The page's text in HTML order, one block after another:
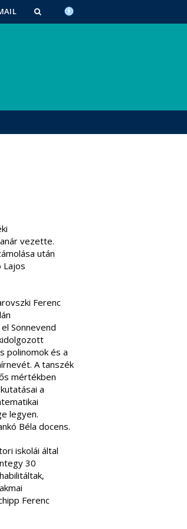
vezette.
után
Lajos
Ferenc
Sonnevend
polinomok és a
A tanszék
mértékben
a
legyen.
Béla docens.
iskolái által
30
Ferenc